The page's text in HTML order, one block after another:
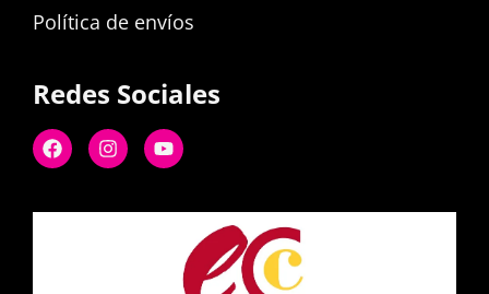
Política de envíos
Redes Sociales